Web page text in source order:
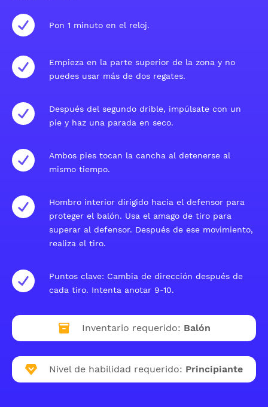
Pon 1 minuto en el reloj.
Empieza en la parte superior de la zona y no
puedes usar más de dos regates.
Después del segundo drible, impúlsate con un
pie y haz una parada en seco.
Ambos pies tocan la cancha al detenerse al
mismo tiempo.
Hombro interior dirigido hacia el defensor para
proteger el balón. Usa el amago de tiro para
superar al defensor. Después de ese movimiento,
realiza el tiro.
Puntos clave: Cambia de dirección después de
cada tiro. Intenta anotar 9-10.
Inventario requerido: Balón
Nivel de habilidad requerido: Principiante